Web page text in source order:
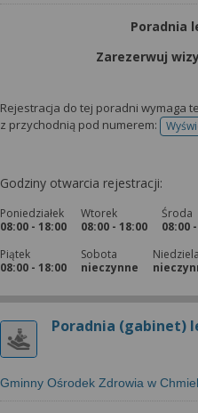
Poradnia
Zarezerwuj
Rejestracja do tej poradni wymaga
z przychodnią pod numerem:
Godziny otwarcia rejestracji:
Poniedziałek
08:00 - 18:00
Wtorek
08:00 - 18:00
Środa
08:00
Piątek
08:00 - 18:00
Sobota
nieczynne
Niedziela
Poradnia (gabinet)
Gminny Ośrodek Zdrowia w